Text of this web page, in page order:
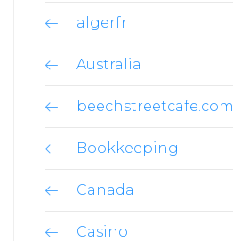
algerfr
Australia
beechstreetcafe.com
Bookkeeping
Canada
Casino